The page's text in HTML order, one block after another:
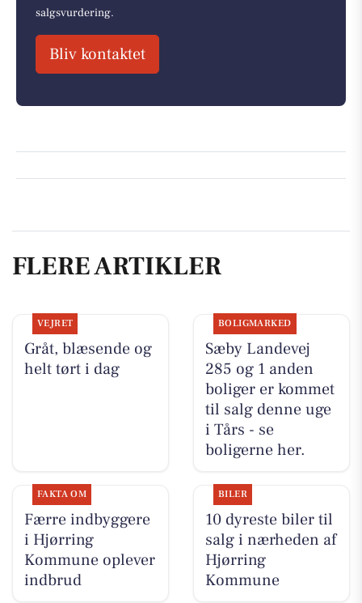
salgsvurdering.
Bliv kontaktet
FLERE ARTIKLER
VEJRET
Gråt, blæsende og
helt tørt i dag
BOLIGMARKED
Sæby Landevej
285 og 1 anden
boliger er kommet
til salg denne uge
i Tårs - se
boligerne her.
FAKTA OM
Færre indbyggere
i Hjørring
Kommune oplever
indbrud
BILER
10 dyreste biler til
salg i nærheden af
Hjørring
Kommune